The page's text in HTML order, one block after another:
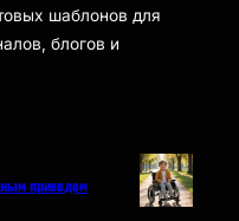
шаблонов для
блогов и
приводом